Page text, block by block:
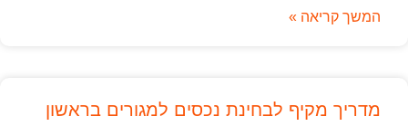
המשך קריאה »
מדריך מקיף לבחינת נכסים למגורים בראשון